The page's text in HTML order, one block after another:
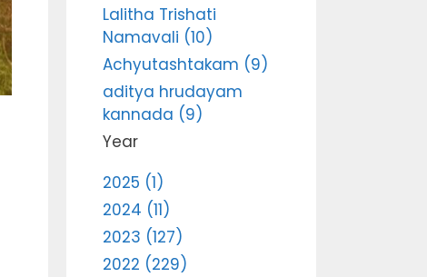
Lalitha Trishati
Namavali (10)
Achyutashtakam (9)
aditya hrudayam
kannada (9)
Year
2025 (1)
2024 (11)
2023 (127)
2022 (229)